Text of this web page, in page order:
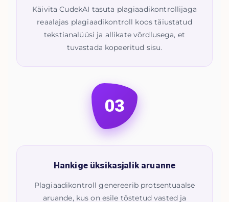
Käivita CudekAI tasuta plagiaadikontrollijaga
reaalajas plagiaadikontroll koos täiustatud
tekstianalüüsi ja allikate võrdlusega, et
tuvastada kopeeritud sisu.
03
Hankige üksikasjalik aruanne
Plagiaadikontroll genereerib protsentuaalse
aruande, kus on esile tõstetud vasted ja